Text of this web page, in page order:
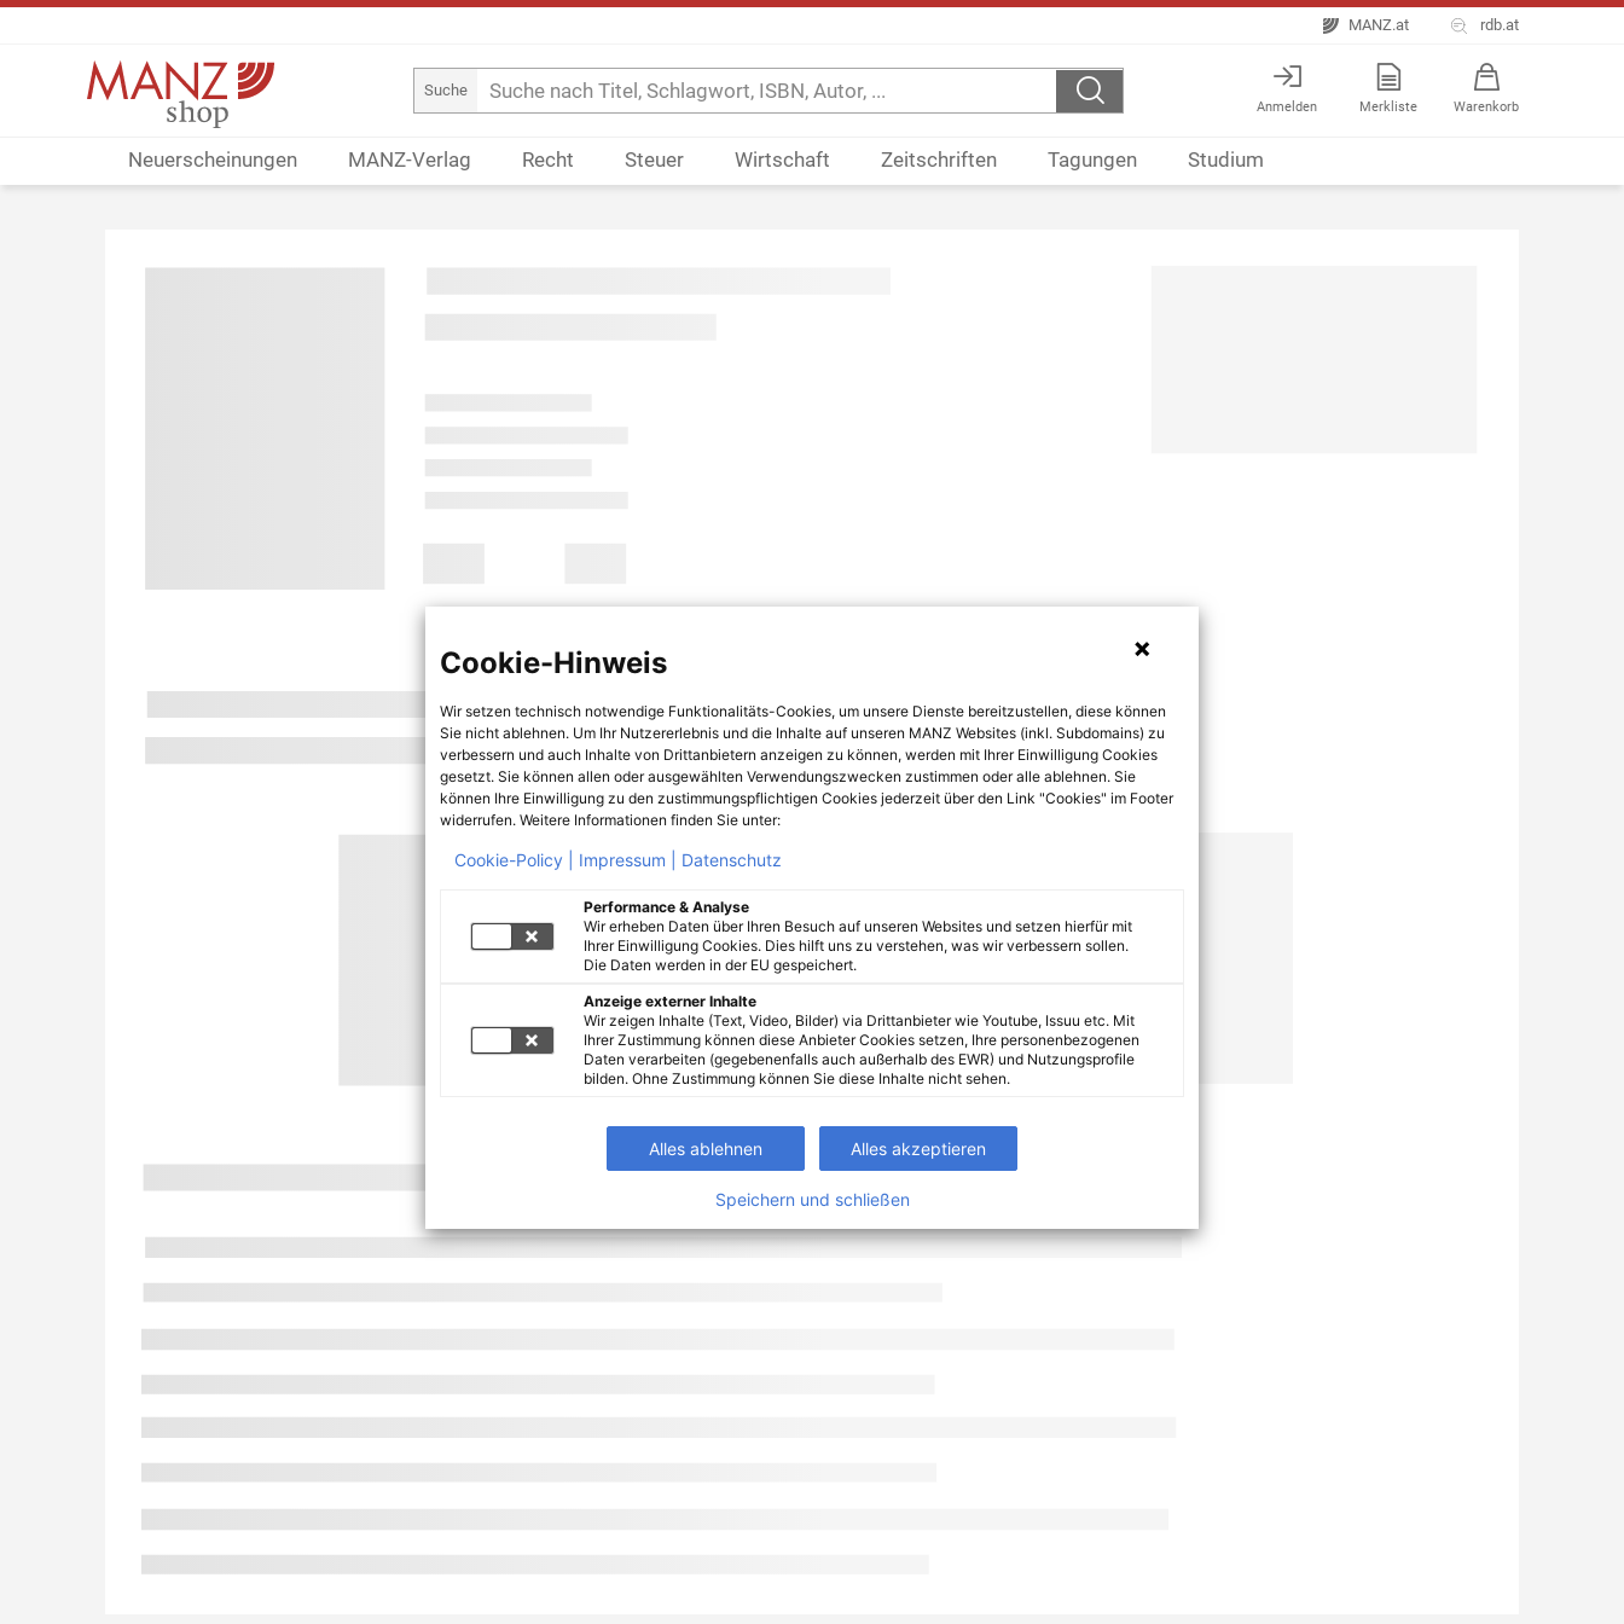
MANZ.at rdb.at
Suche
Anmelden Merkliste Warenkorb
Neuerscheinungen MANZ-Verlag Recht Steuer Wirtschaft Zeitschriften Tagungen Studium
Cookie-Hinweis
Wir setzen technisch notwendige Funktionalitäts-Cookies, um unsere Dienste bereitzustellen, diese können
Sie nicht ablehnen. Um Ihr Nutzererlebnis und die Inhalte auf unseren MANZ Websites (inkl. Subdomains) zu
verbessern und auch Inhalte von Drittanbietern anzeigen zu können, werden mit Ihrer Einwilligung Cookies
gesetzt. Sie können allen oder ausgewählten Verwendungszwecken zustimmen oder alle ablehnen. Sie
können Ihre Einwilligung zu den zustimmungspflichtigen Cookies jederzeit über den Link "Cookies" im Footer
widerrufen. Weitere Informationen finden Sie unter:
Cookie-Policy | Impressum | Datenschutz
Performance & Analyse
Wir erheben Daten über Ihren Besuch auf unseren Websites und setzen hierfür mit
Ihrer Einwilligung Cookies. Dies hilft uns zu verstehen, was wir verbessern sollen.
Die Daten werden in der EU gespeichert.
Anzeige externer Inhalte
Wir zeigen Inhalte (Text, Video, Bilder) via Drittanbieter wie Youtube, Issuu etc. Mit
Ihrer Zustimmung können diese Anbieter Cookies setzen, Ihre personenbezogenen
Daten verarbeiten (gegebenenfalls auch außerhalb des EWR) und Nutzungsprofile
bilden. Ohne Zustimmung können Sie diese Inhalte nicht sehen.
Alles ablehnen Alles akzeptieren
Speichern und schließen